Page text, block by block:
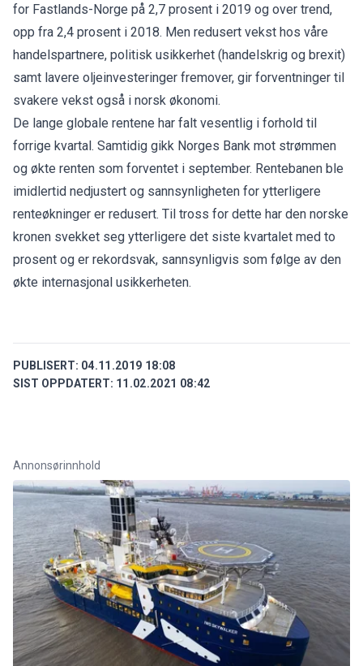
for Fastlands-Norge på 2,7 prosent i 2019 og over trend,
opp fra 2,4 prosent i 2018. Men redusert vekst hos våre
handelspartnere, politisk usikkerhet (handelskrig og brexit)
samt lavere oljeinvesteringer fremover, gir forventninger til
svakere vekst også i norsk økonomi.
De lange globale rentene har falt vesentlig i forhold til
forrige kvartal. Samtidig gikk Norges Bank mot strømmen
og økte renten som forventet i september. Rentebanen ble
imidlertid nedjustert og sannsynligheten for ytterligere
renteøkninger er redusert. Til tross for dette har den norske
kronen svekket seg ytterligere det siste kvartalet med to
prosent og er rekordsvak, sannsynligvis som følge av den
økte internasjonal usikkerheten.
PUBLISERT: 04.11.2019 18:08
SIST OPPDATERT: 11.02.2021 08:42
Annonsørinnhold